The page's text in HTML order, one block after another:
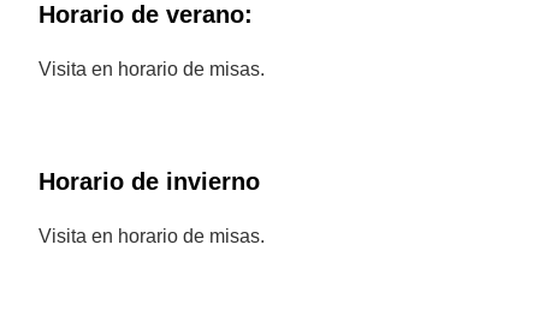
Horario de verano:
Visita en horario de misas.
Horario de invierno
Visita en horario de misas.